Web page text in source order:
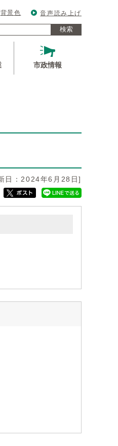
背景色 音声読み上げ
検索
市政情報
日：2024年6月28日]